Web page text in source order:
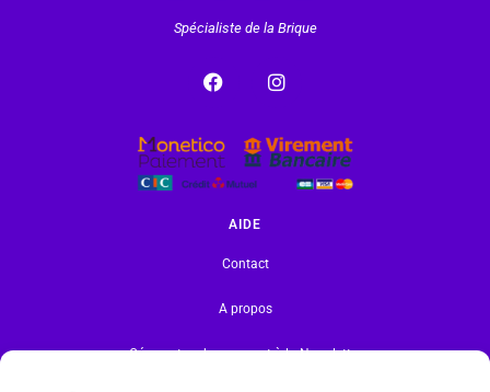
Spécialiste de la Brique
AIDE
Contact
A propos
Gérer votre abonnement à la Newsletter